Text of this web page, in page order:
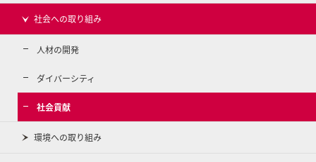
社会への取り組み
人材の開発
ダイバーシティ
社会貢献
環境への取り組み